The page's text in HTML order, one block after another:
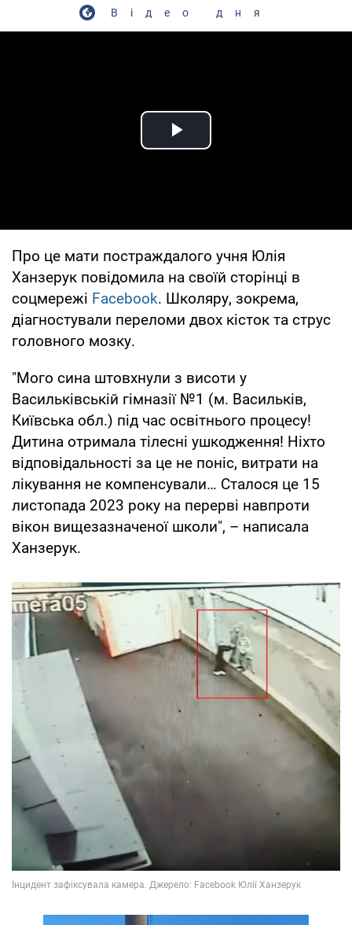
Відео дня
Play Video
Про це мати постраждалого учня Юлія
Ханзерук повідомила на своїй сторінці в
соцмережі Facebook. Школяру, зокрема,
діагностували переломи двох кісток та струс
головного мозку.
"Мого сина штовхнули з висоти у
Васильківській гімназії №1 (м. Васильків,
Київська обл.) під час освітнього процесу!
Дитина отримала тілесні ушкодження! Ніхто
відповідальності за це не поніс, витрати на
лікування не компенсували… Сталося це 15
листопада 2023 року на перерві навпроти
вікон вищезазначеної школи", – написала
Ханзерук.